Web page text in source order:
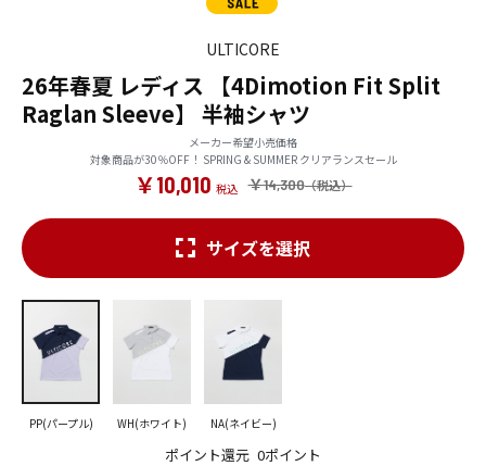
ULTICORE
26年春夏 レディス 【4Dimotion Fit Split
Raglan Sleeve】 半袖シャツ
メーカー希望小売価格
対象商品が30％OFF！ SPRING & SUMMER クリアランスセール
￥14,300
￥10,010
ポイント還元 0ポイント
サイズを選択
PP(パープル) WH(ホワイト) NA(ネイビー)